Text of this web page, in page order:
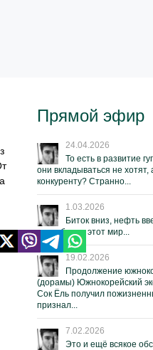
Прямой эфир
24.04.2026
То есть в развитие
они вкладываться не хотят,
конкуренту? Странно...
1.03.2026
Биток вниз, нефть
нестабилен этот мир...
19.02.2026
Продолжение
(дорамы) Южнокорейский
Сок Ёль получил
признал...
7.02.2026
Это и ещё всякое